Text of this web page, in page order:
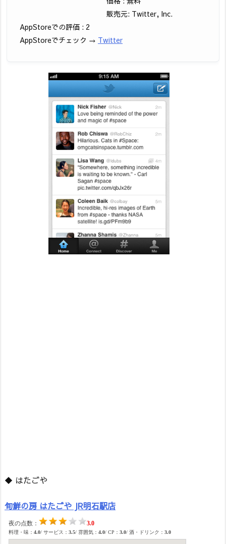
販売元: Twitter, Inc.
AppStoreでの評価 : 2
AppStoreでチェック → Twitter
◆ はたごや
旬鮮の房 はたごや JR明石駅店